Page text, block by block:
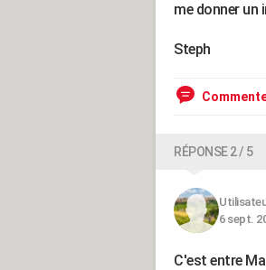
me donner un
Steph
RÉPONSE 2 / 5
6 sept.
C'est entre